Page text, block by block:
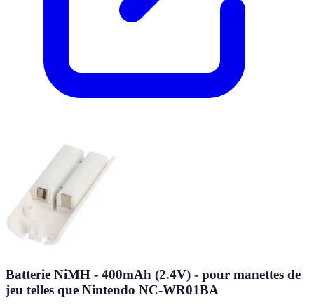
Batterie NiMH - 400mAh (2.4V) - pour manettes de
jeu telles que Nintendo NC-WR01BA